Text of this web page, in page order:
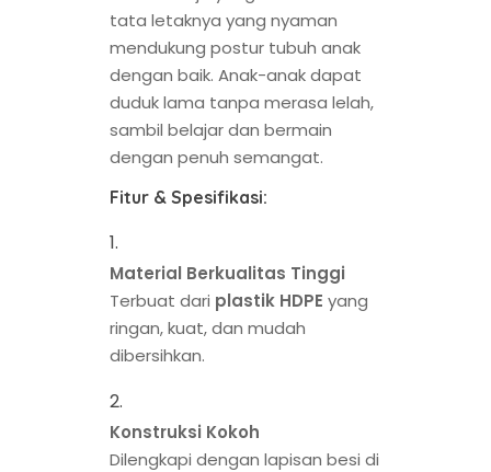
tata letaknya yang nyaman
mendukung postur tubuh anak
dengan baik. Anak-anak dapat
duduk lama tanpa merasa lelah,
sambil belajar dan bermain
dengan penuh semangat.
Fitur & Spesifikasi:
Material Berkualitas Tinggi
Terbuat dari plastik HDPE yang
ringan, kuat, dan mudah
dibersihkan.
Konstruksi Kokoh
Dilengkapi dengan lapisan besi di